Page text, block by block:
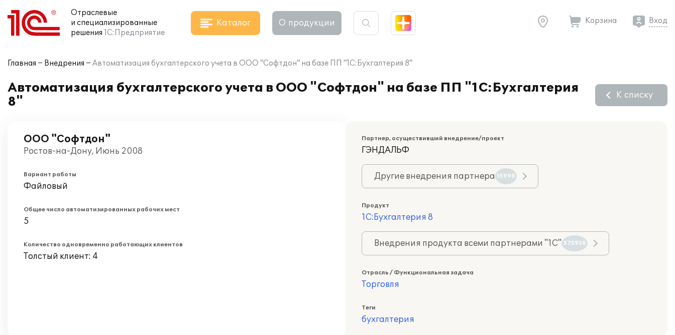
Отраслевые
и специализированные
решения 1С:Предприятие
Каталог О продукции Корзина Вход
Главная Внедрения Автоматизация бухгалтерского учета в ООО "Софтдон" на базе ПП "1С:Бухгалтерия 8"
Автоматизация бухгалтерского учета в ООО "Софтдон" на базе ПП "1С:Бухгалтерия
8"
К списку
ООО "Софтдон"
Ростов-на-Дону, Июнь 2008
Вариант работы
Файловый
Общее число автоматизированных рабочих мест
5
Количество одновременно работающих клиентов
Толстый клиент: 4
Партнер, осуществивший внедрение/проект
ГЭНДАЛЬФ
Другие внедрения партнера 15990
Продукт
1С:Бухгалтерия 8
Внедрения продукта всеми партнерами "1С" 575930
Отрасль / Функциональная задача
Торговля
Теги
бухгалтерия